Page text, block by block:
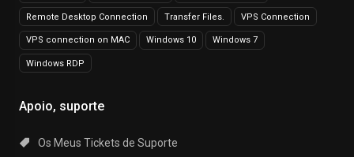
Remote Desktop Connection Transfer Files. VPS Connection
VPS connection on MAC Windows 10 Windows 7
Windows RDP
Apoio, suporte
Os Meus Tickets de Suporte